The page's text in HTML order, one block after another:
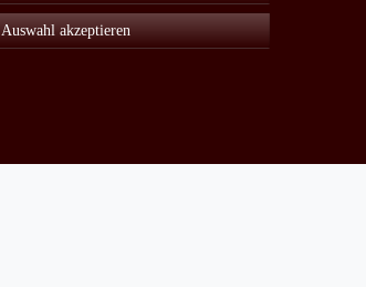
Auswahl akzeptieren